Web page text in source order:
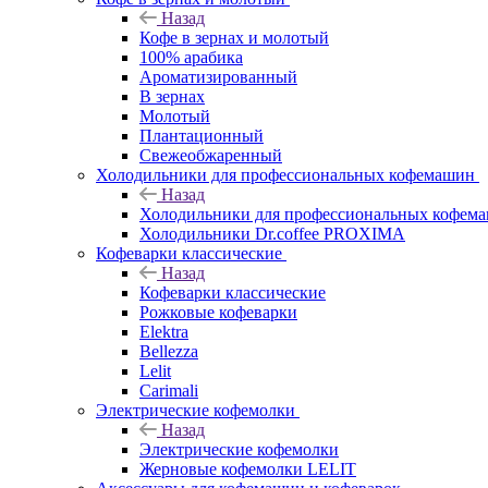
Назад
Кофе в зернах и молотый
100% арабика
Ароматизированный
В зернах
Молотый
Плантационный
Свежеобжаренный
Холодильники для профессиональных кофемашин
Назад
Холодильники для профессиональных
Холодильники Dr.coffee PROXIMA
Кофеварки классические
Назад
Кофеварки классические
Рожковые кофеварки
Elektra
Bellezza
Lelit
Carimali
Электрические кофемолки
Назад
Электрические кофемолки
Жерновые кофемолки LELIT